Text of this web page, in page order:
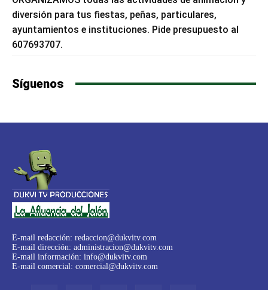
diversión para tus fiestas, peñas, particulares,
ayuntamientos e instituciones. Pide presupuesto al
607693707.
Síguenos
E-mail redacción: redaccion@dukvitv.com
E-mail dirección: administracion@dukvitv.com
E-mail información: info@dukvitv.com
E-mail comercial: comercial@dukvitv.com